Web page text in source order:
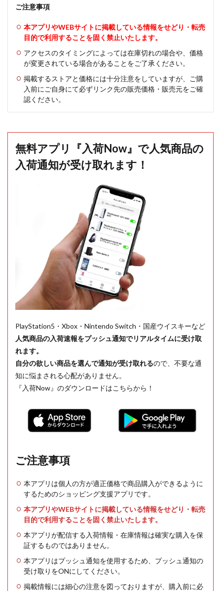
ご注意事項
本アプリやWEBサイトに掲載している情報をせどり・転売
目的で利用することを固く禁止いたします。
アクセスのタイミングによっては在庫切れの場合や、価格
が変更されている場合があることをご了承ください。
掲載するストアと価格には十分注意をしていますが、ご購
入前にご自身にて必ずリンク先の販売価格・販売元をご確
認ください。
無料アプリ『入荷Now』で人気商品の
入荷通知が受け取れます！
PlayStation5・Xbox・Nintendo Switch・国産ウイスキーなど
人気商品の入荷速報をプッシュ通知でリアルタイムに受け取
れます。
自分の欲しい商品を選んで通知が受け取れるので、不要な通
知に悩まされる心配がありません。
『入荷Now』のダウンロードはこちらから！
ご注意事項
本アプリは個人の方が適正価格で商品購入ができるように
するためのショッピング支援アプリです。
本アプリやWEBサイトに掲載している情報をせどり・転売
目的で利用することを固く禁止いたします。
本アプリが配信する入荷情報・在庫情報は確実な購入を保
証するものではありません。
本アプリはプッシュ通知を使用するため、プッシュ通知の
受け取りをONにしてください。
掲載情報には細心の注意を図っておりますが、購入前に必